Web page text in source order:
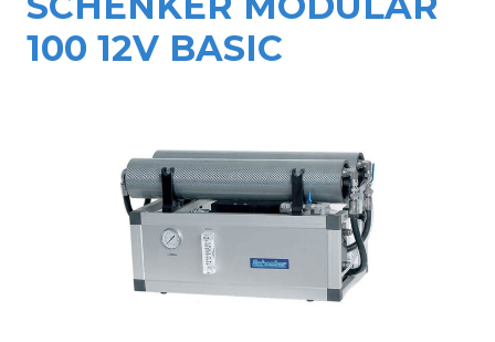
100 12V BASIC